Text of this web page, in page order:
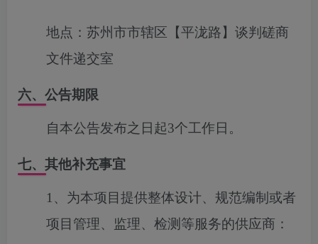
地点： 苏州市市辖区【平泷路】谈判磋商
文件递交室
六、公告期限
自本公告发布之日起3个工作日。
七、其他补充事宜
1、为本项目提供整体设计、规范编制或者
项目管理、监理、检测等服务的供应商：